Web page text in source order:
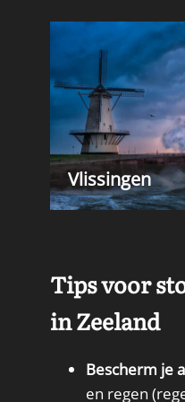
Vlissingen
Tips voor
in Zeeland
Bescherm je
en regen